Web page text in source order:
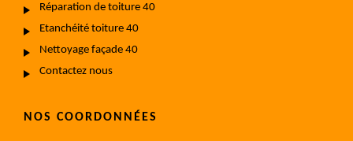
Réparation de toiture 40
Etanchéité toiture 40
Nettoyage façade 40
Contactez nous
NOS COORDONNÉES